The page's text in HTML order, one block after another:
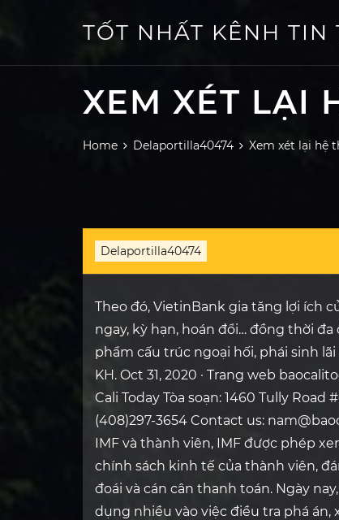
TỐT NHẤT KÊNH TIN
XEM XÉT LẠI
Home Delaportilla40474 Xem xét lại hệ
Delaportilla40474
Theo đó, VietinBank gia tăng lợi ích
ngay, kỳ hạn, hoán đổi… đồng thời
phẩm cấu trúc ngoại hối, phái sinh
KH. Oct 31, 2020 · Trang web
Cali Today Tòa soạn: 1460 Tully Road
(408)297-3654 Contact us:
IMF và thành viên, IMF được phép
chính sách kinh tế của thành viên,
đoái và cán cân thanh toán. Ngày
dụng nhiều vào việc điều tra phá